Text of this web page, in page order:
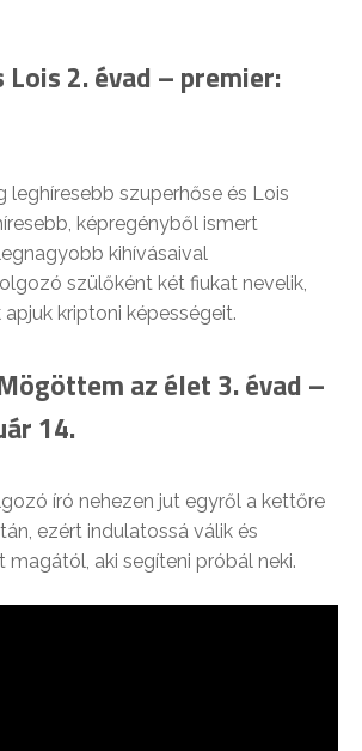
Lois 2. évad – premier:
leghíresebb szuperhőse és Lois
képregényből ismert
kihívásaival
szülőként két fiukat nevelik,
kriptoni képességeit.
az élet 3. évad –
14.
író nehezen jut egyről a kettőre
ezért indulatossá válik és
magától, aki segíteni próbál neki.